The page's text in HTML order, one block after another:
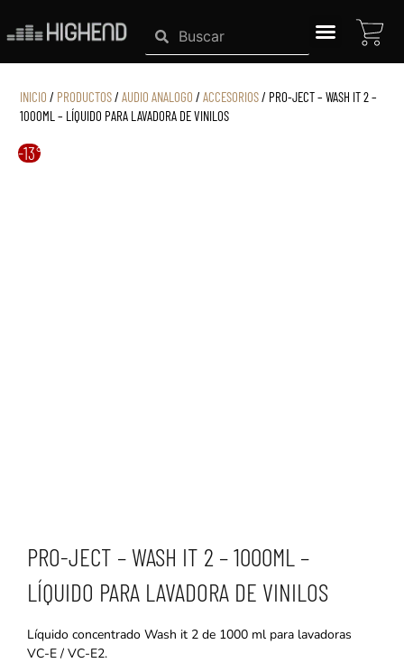
contenido
SearchSearch
INICIO / PRODUCTOS/ AUDIO ANALOGO / ACCESORIOS/ PRO-JECT – WASH IT 2 –
1000ML – LÍQUIDO PARA LAVADORA DE VINILOS
-13%
PRO-JECT – WASH IT 2 – 1000ML –
LÍQUIDO PARA LAVADORA DE VINILOS
Líquido concentrado Wash it 2 de 1000 ml para lavadoras
VC-E / VC-E2.